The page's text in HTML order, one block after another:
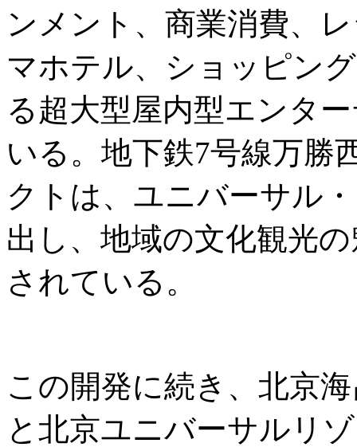
ンメント、商業消費、
マホテル、ショッピン
る超大型屋内型エンタ
いる。地下鉄7号線万勝
クトは、ユニバーサル
出し、地域の文化観光
されている。
この開発に続き、北京
と北京ユニバーサルリ